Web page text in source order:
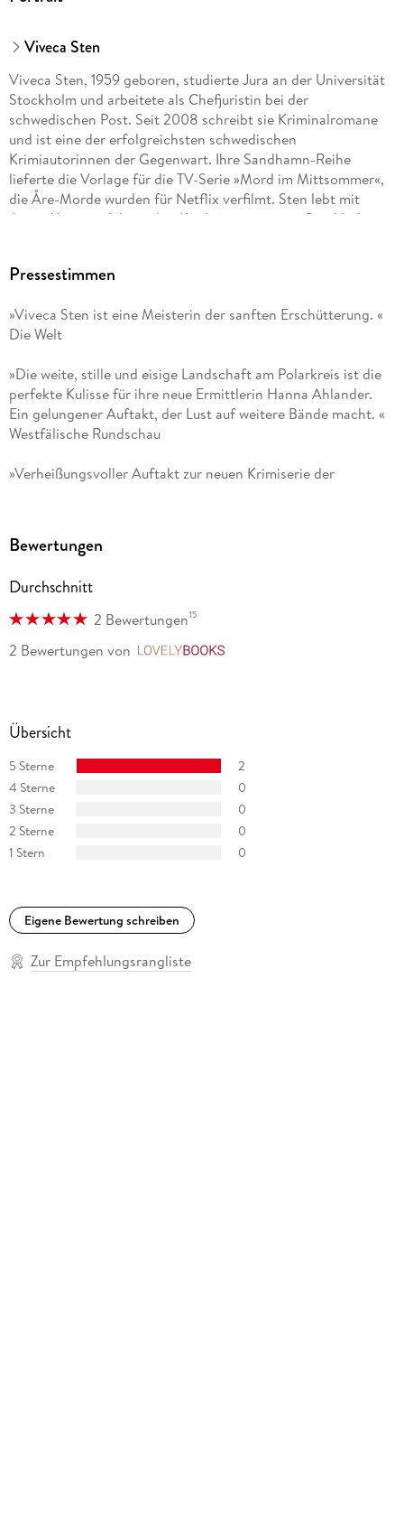
Viveca Sten
Viveca Sten, 1959 geboren, studierte Jura an der Universität
Stockholm und arbeitete als Chefjuristin bei der
schwedischen Post. Seit 2008 schreibt sie Kriminalromane
und ist eine der erfolgreichsten schwedischen
Krimiautorinnen der Gegenwart. Ihre Sandhamn-Reihe
lieferte die Vorlage für die TV-Serie »Mord im Mittsommer«,
die Åre-Morde wurden für Netflix verfilmt. Sten lebt mit
ihrem Mann und ihren drei Kindern unweit von Stockholm.
Pressestimmen
»Viveca Sten ist eine Meisterin der sanften Erschütterung. «
Die Welt
»Die weite, stille und eisige Landschaft am Polarkreis ist die
perfekte Kulisse für ihre neue Ermittlerin Hanna Ahlander.
Ein gelungener Auftakt, der Lust auf weitere Bände macht. «
Westfälische Rundschau
»Verheißungsvoller Auftakt zur neuen Krimiserie der
Bewertungen
Durchschnitt
2 Bewertungen15
2 Bewertungen von
Übersicht
5 Sterne
2
4 Sterne
0
3 Sterne
0
2 Sterne
0
1 Stern
0
Eigene Bewertung schreiben
Zur Empfehlungsrangliste